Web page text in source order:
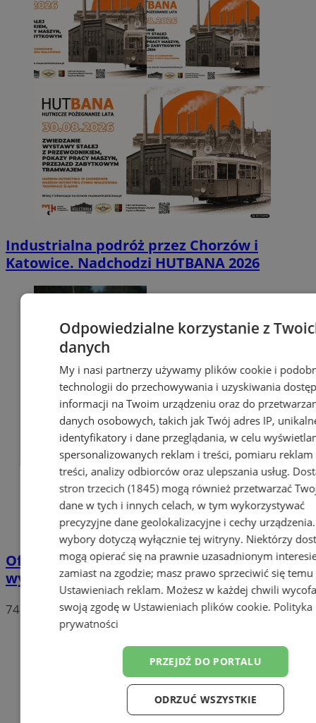
Industrialna podróż przez Chorzów i
Katowice. Nadchodzi HUTBANA 2026
Oficjalne wyniki wyborów: W Chorzowie
wygrywa Rafał Trzaskowski!
74
Odpowiedzialne korzystanie z
danych
My i nasi partnerzy używamy plików cookie i
technologii do przechowywania i uzyskiwania
informacji na Twoim urządzeniu oraz do
danych osobowych, takich jak Twój adres IP,
identyfikatory i dane przeglądania, w celu
spersonalizowanych reklam i treści, pomiaru reklam
treści, analizy odbiorców oraz ulepszania usług.
stron trzecich (1845)mogą również przetwarzać
dane w tych i innych celach, w tym wykorzystywać
precyzyjne dane geolokalizacyjne i cechy
wybory dotyczą wyłącznie tej witryny. Niektórzy
mogą opierać się na prawnie uzasadnionym
zamiast na zgodzie; masz prawo sprzeciwić się temu
Ustawieniach reklam. Możesz w każdej chwili
swoją zgodę w Ustawieniach plików cookie. Polityka
prywatności
PRZEJDŹ DO PORTALU
ODRZUĆ WSZYSTKIE